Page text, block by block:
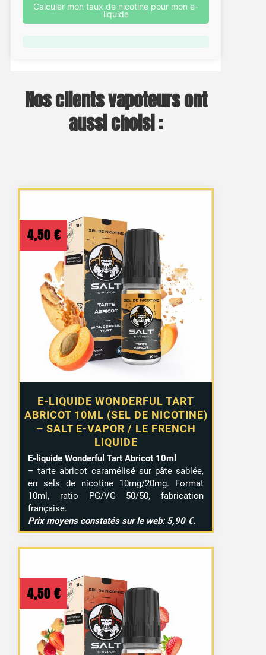
Calculer mon taux de nicotine pour mon e-
liquide
Nos clients vapoteurs ont
aussi choisi :
E-LIQUIDE WONDERFUL TART
ABRICOT 10ML (SEL DE NICOTINE)
– SALT E-VAPOR / LE FRENCH
LIQUIDE
4,50 €
E-liquide Wonderful Tart Abricot 10ml
– tarte abricot caramélisé sur pâte sablée,
en sels de nicotine 10mg/20mg. Format
10ml, ratio PG/VG 50/50, fabrication
française.
Prix moyens constatés sur le web: 5,90 €.
4,50 €